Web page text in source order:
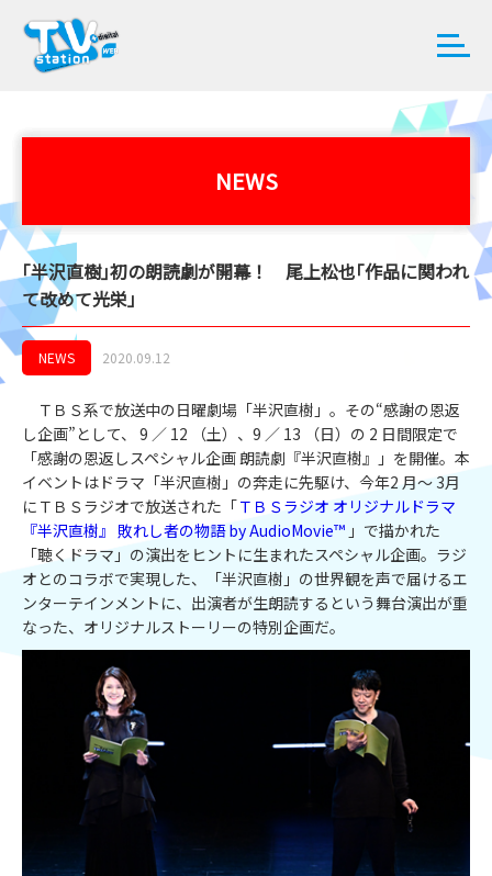
NEWS
｢半沢直樹｣初の朗読劇が開幕！ 尾上松也｢作品に関われ
て改めて光栄｣
NEWS 2020.09.12
ＴＢＳ系で放送中の日曜劇場「半沢直樹」。その“感謝の恩返
し企画”として、 9 ／ 12 （土）、9 ／ 13 （日）の 2 日間限定で
「感謝の恩返しスペシャル企画 朗読劇『半沢直樹』」を開催。本
イベントはドラマ「半沢直樹」の奔走に先駆け、今年2 月〜 3月
にＴＢＳラジオで放送された「ＴＢＳラジオ オリジナルドラマ
『半沢直樹』 敗れし者の物語 by AudioMovie™ 」で描かれた
「聴くドラマ」の演出をヒントに生まれたスペシャル企画。ラジ
オとのコラボで実現した、「半沢直樹」の世界観を声で届けるエ
ンターテインメントに、出演者が生朗読するという舞台演出が重
なった、オリジナルストーリーの特別企画だ。